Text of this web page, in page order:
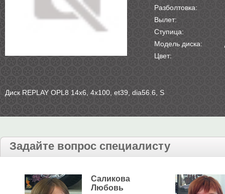
Разболтовка:
Вылет:
Ступица:
Модель диска:
Цвет:
Диск REPLAY OPL8 14х6, 4х100, et39, dia56.6, S
Задайте вопрос специалисту
Саликова
Любовь